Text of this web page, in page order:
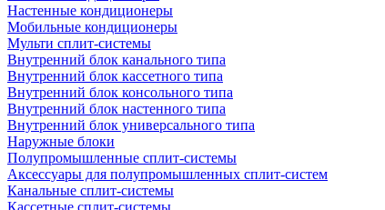
Настенные кондиционеры
Мобильные кондиционеры
Мульти сплит-системы
Внутренний блок канального типа
Внутренний блок кассетного типа
Внутренний блок консольного типа
Внутренний блок настенного типа
Внутренний блок универсального типа
Наружные блоки
Полупромышленные сплит-системы
Аксессуары для полупромышленных сплит-систем
Канальные сплит-системы
Кассетные сплит-системы